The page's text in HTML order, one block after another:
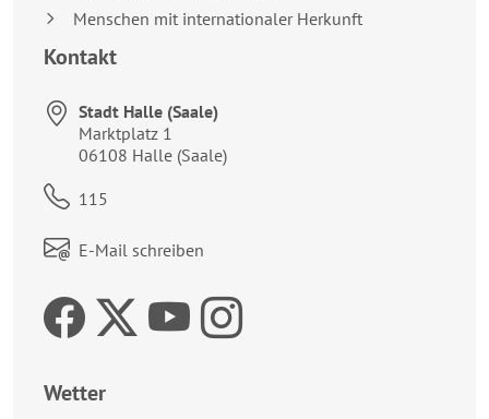
Menschen mit internationaler Herkunft
Kontakt
Stadt Halle (Saale)
Anschrift:
Marktplatz 1
06108 Halle (Saale)
Telefon:
115
Link zum Kontaktformular:
E-Mail schreiben
Zur Facebookseite
Zum
ZurZur
Wetter